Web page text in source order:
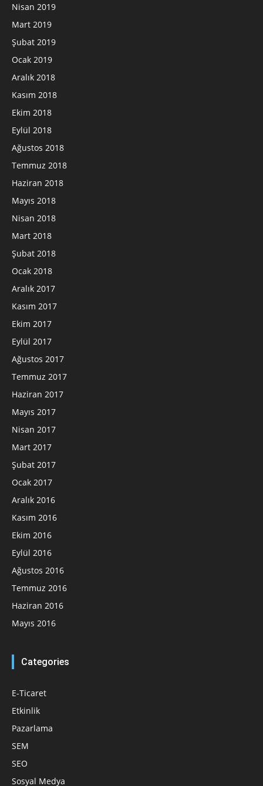
Nisan 2019
Mart 2019
Şubat 2019
Ocak 2019
Aralık 2018
Kasım 2018
Ekim 2018
Eylül 2018
Ağustos 2018
Temmuz 2018
Haziran 2018
Mayıs 2018
Nisan 2018
Mart 2018
Şubat 2018
Ocak 2018
Aralık 2017
Kasım 2017
Ekim 2017
Eylül 2017
Ağustos 2017
Temmuz 2017
Haziran 2017
Mayıs 2017
Nisan 2017
Mart 2017
Şubat 2017
Ocak 2017
Aralık 2016
Kasım 2016
Ekim 2016
Eylül 2016
Ağustos 2016
Temmuz 2016
Haziran 2016
Mayıs 2016
Categories
E-Ticaret
Etkinlik
Pazarlama
SEM
SEO
Sosyal Medya